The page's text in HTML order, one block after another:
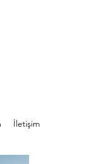
İletişim